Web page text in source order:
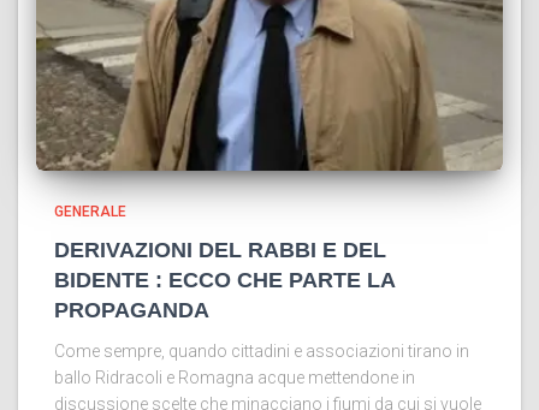
GENERALE
DERIVAZIONI DEL RABBI E DEL
BIDENTE : ECCO CHE PARTE LA
PROPAGANDA
Come sempre, quando cittadini e associazioni tirano in
ballo Ridracoli e Romagna acque mettendone in
discussione scelte che minacciano i fiumi da cui si vuole